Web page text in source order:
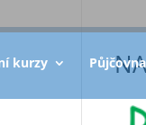
kurzy Půjčovna